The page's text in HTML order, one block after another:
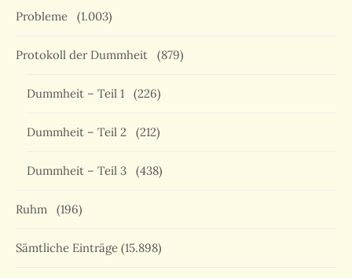
Probleme (1.003)
Protokoll der Dummheit (879)
Dummheit – Teil 1 (226)
Dummheit – Teil 2 (212)
Dummheit – Teil 3 (438)
Ruhm (196)
Sämtliche Einträge (15.898)